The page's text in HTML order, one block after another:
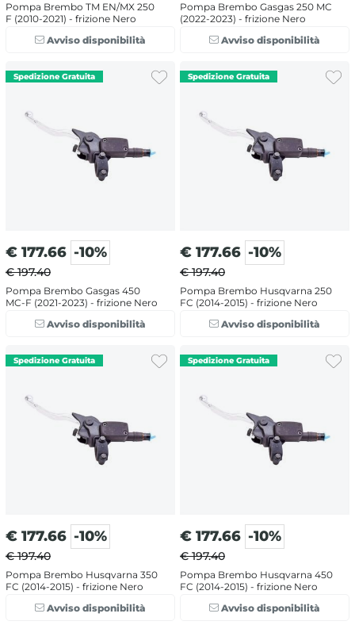
Pompa Brembo TM EN/MX 250
F (2010-2021) - frizione Nero
Avviso disponibilità
Pompa Brembo Gasgas 250 MC
(2022-2023) - frizione Nero
Avviso disponibilità
€ 177.66 -10%
€ 197.40
Pompa Brembo Gasgas 450
MC-F (2021-2023) - frizione Nero
Avviso disponibilità
€ 177.66 -10%
€ 197.40
Pompa Brembo Husqvarna 250
FC (2014-2015) - frizione Nero
Avviso disponibilità
€ 177.66 -10%
€ 197.40
Pompa Brembo Husqvarna 350
FC (2014-2015) - frizione Nero
Avviso disponibilità
€ 177.66 -10%
€ 197.40
Pompa Brembo Husqvarna 450
FC (2014-2015) - frizione Nero
Avviso disponibilità